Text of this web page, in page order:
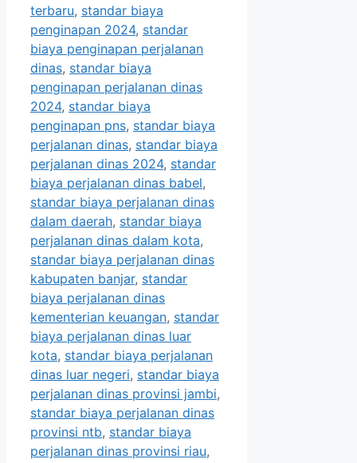
terbaru, standar biaya
penginapan 2024, standar
biaya penginapan perjalanan
dinas, standar biaya
penginapan perjalanan dinas
2024, standar biaya
penginapan pns, standar biaya
perjalanan dinas, standar biaya
perjalanan dinas 2024, standar
biaya perjalanan dinas babel,
standar biaya perjalanan dinas
dalam daerah, standar biaya
perjalanan dinas dalam kota,
standar biaya perjalanan dinas
kabupaten banjar, standar
biaya perjalanan dinas
kementerian keuangan, standar
biaya perjalanan dinas luar
kota, standar biaya perjalanan
dinas luar negeri, standar biaya
perjalanan dinas provinsi jambi,
standar biaya perjalanan dinas
provinsi ntb, standar biaya
perjalanan dinas provinsi riau,